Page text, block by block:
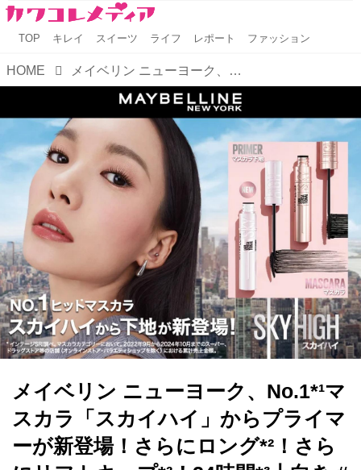
TOP キレイ スイーツ ライフ レポート ファッション
HOME メイベリン ニューヨーク、No.1*¹マスカラ「スカイハイ」からプライマーが新登場！さらにロング*²！さらにリフトキープ*²！24時間*³上向き #美記憶まつ毛
メイベリン ニューヨーク、No.1*¹マ
スカラ「スカイハイ」からプライマ
ーが新登場！さらにロング*²！さら